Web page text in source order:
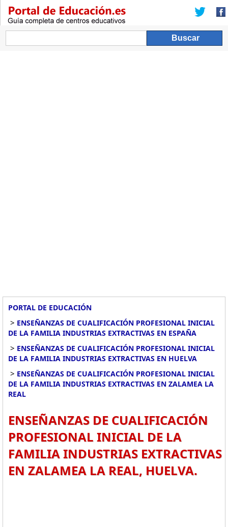
PORTAL DE EDUCACIÓN
> ENSEÑANZAS DE CUALIFICACIÓN PROFESIONAL INICIAL
DE LA FAMILIA INDUSTRIAS EXTRACTIVAS EN ESPAÑA
> ENSEÑANZAS DE CUALIFICACIÓN PROFESIONAL INICIAL
DE LA FAMILIA INDUSTRIAS EXTRACTIVAS EN HUELVA
> ENSEÑANZAS DE CUALIFICACIÓN PROFESIONAL INICIAL
DE LA FAMILIA INDUSTRIAS EXTRACTIVAS EN ZALAMEA LA
REAL
ENSEÑANZAS DE CUALIFICACIÓN
PROFESIONAL INICIAL DE LA
FAMILIA INDUSTRIAS EXTRACTIVAS
EN ZALAMEA LA REAL, HUELVA.